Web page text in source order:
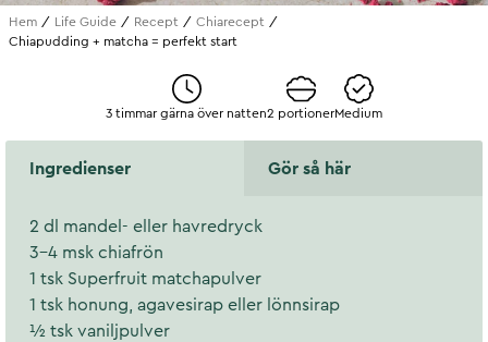
Hem Life Guide Recept
Chiarecept
Chiapudding + matcha = perfekt start
3 timmar gärna över natten2 portionerMedium
Ingredienser Gör så här
2 dl mandel- eller havredryck
3–4 msk chiafrön
1 tsk Superfruit matchapulver
1 tsk honung, agavesirap eller lönnsirap
½ tsk vaniljpulver